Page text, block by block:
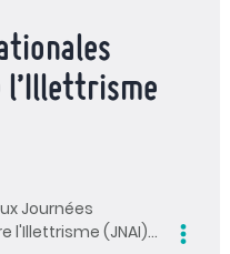
l’Illettrisme
Journées
l'Illettrisme (JNAI)…